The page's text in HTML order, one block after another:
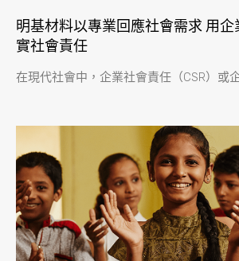
明基材料以專業回應社會需求 用
實社會責任
在現代社會中，企業社會責任（CSR）或